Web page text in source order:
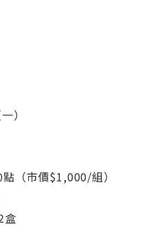
）
（市價$1,000/組）
盒